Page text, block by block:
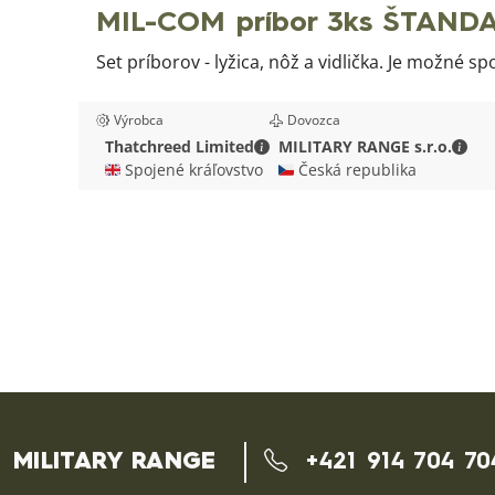
MIL-COM príbor 3ks
Set príborov - lyžica, nôž a vidlička. Je možné
Výrobca
Thatchreed Limited
Thatchreed Limited -
🇬🇧 Spojené kráľovstvo
Dovozca
MILITARY RANGE s.r.o.
🇨🇿 Česká republika
MILITARY RANGE +421 914 704